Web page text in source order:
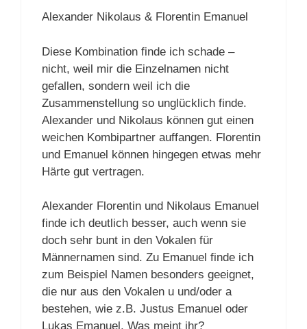
Alexander Nikolaus & Florentin Emanuel
Diese Kombination finde ich schade –
nicht, weil mir die Einzelnamen nicht
gefallen, sondern weil ich die
Zusammenstellung so unglücklich finde.
Alexander und Nikolaus können gut einen
weichen Kombipartner auffangen. Florentin
und Emanuel können hingegen etwas mehr
Härte gut vertragen.
Alexander Florentin und Nikolaus Emanuel
finde ich deutlich besser, auch wenn sie
doch sehr bunt in den Vokalen für
Männernamen sind. Zu Emanuel finde ich
zum Beispiel Namen besonders geeignet,
die nur aus den Vokalen u und/oder a
bestehen, wie z.B. Justus Emanuel oder
Lukas Emanuel. Was meint ihr?